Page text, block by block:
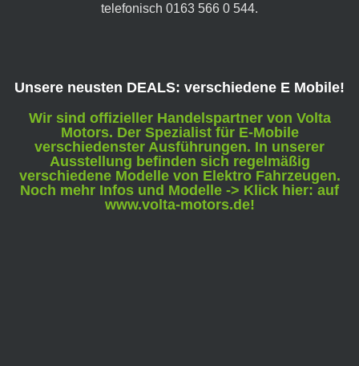
telefonisch 0163 566 0 544.
Unsere neusten DEALS: verschiedene E Mobile!
Wir sind offizieller Handelspartner von Volta
Motors. Der Spezialist für E-Mobile
verschiedenster Ausführungen. In unserer
Ausstellung befinden sich regelmäßig
verschiedene Modelle von Elektro Fahrzeugen.
Noch mehr Infos und Modelle -> Klick hier: auf
www.volta-motors.de!